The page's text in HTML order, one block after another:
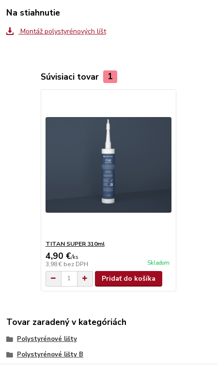
Na stiahnutie
Montáž polystyrénových líšt
Súvisiaci tovar 1
TITAN SUPER 310ml
4,90 €/ks
3,98 € bez DPH Skladom
Pridať do košíka
Tovar zaradený v kategóriách
Polystyrénové lišty
Polystyrénové lišty B